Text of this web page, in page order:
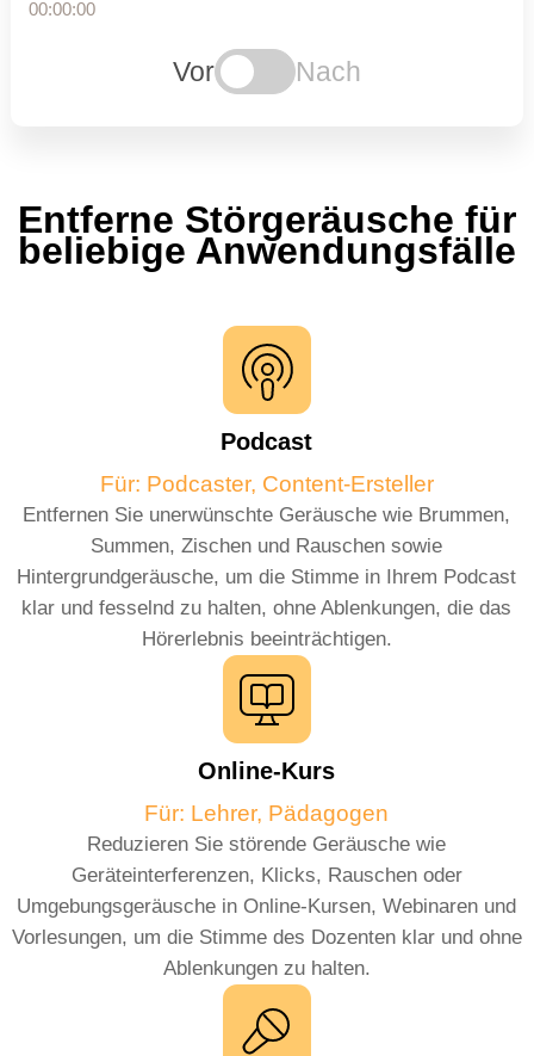
00:00:00
Vor Nach
Entferne Störgeräusche für
beliebige Anwendungsfälle
Podcast
Für: Podcaster, Content-Ersteller
Entfernen Sie unerwünschte Geräusche wie Brummen,
Summen, Zischen und Rauschen sowie
Hintergrundgeräusche, um die Stimme in Ihrem Podcast
klar und fesselnd zu halten, ohne Ablenkungen, die das
Hörerlebnis beeinträchtigen.
Online-Kurs
Für: Lehrer, Pädagogen
Reduzieren Sie störende Geräusche wie
Geräteinterferenzen, Klicks, Rauschen oder
Umgebungsgeräusche in Online-Kursen, Webinaren und
Vorlesungen, um die Stimme des Dozenten klar und ohne
Ablenkungen zu halten.